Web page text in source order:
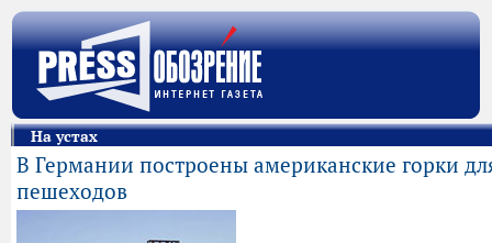
На устах
В Германии построены американские горки
пешеходов